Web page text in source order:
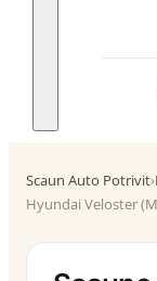
Scaun Auto Potrivit›
Hyundai Veloster